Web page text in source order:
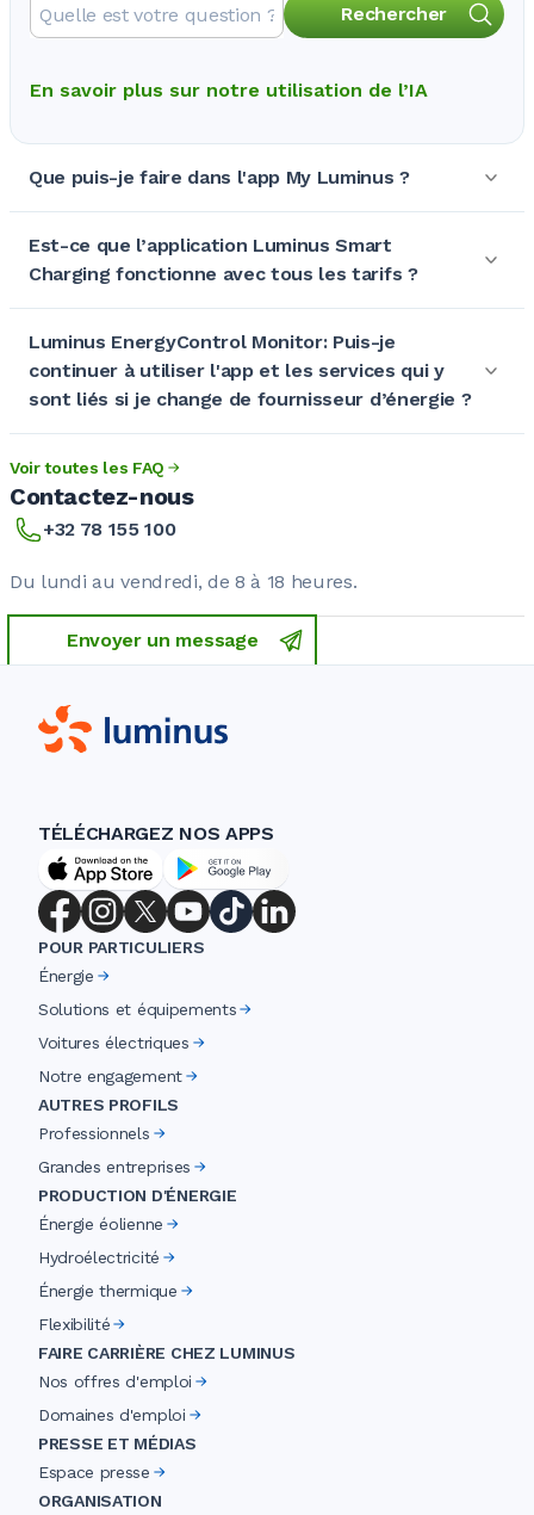
Rechercher
En savoir plus sur notre utilisation de l’IA
Que puis-je faire dans l'app My Luminus ?
Est-ce que l’application Luminus Smart
Charging fonctionne avec tous les tarifs ?
Luminus EnergyControl Monitor: Puis-je
continuer à utiliser l'app et les services qui y
sont liés si je change de fournisseur d’énergie ?
Voir toutes les FAQ
Contactez-nous
+32 78 155 100
Du lundi au vendredi, de 8 à 18 heures.
Envoyer un message
TÉLÉCHARGEZ NOS APPS
POUR PARTICULIERS
Énergie
Solutions et équipements
Voitures électriques
Notre engagement
AUTRES PROFILS
Professionnels
Grandes entreprises
PRODUCTION D'ÉNERGIE
Énergie éolienne
Hydroélectricité
Énergie thermique
Flexibilité
FAIRE CARRIÈRE CHEZ LUMINUS
Nos offres d'emploi
Domaines d'emploi
PRESSE ET MÉDIAS
Espace presse
ORGANISATION